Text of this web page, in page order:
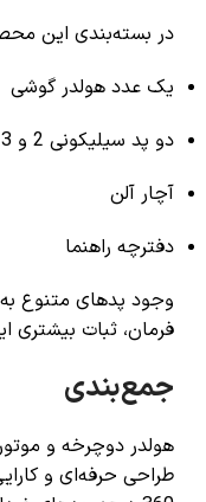
در بسته‌بندی این
یک عدد هولدر گوشی
دو پد سیلیکونی 2 و 3 میلی‌متری
آچار آلن
دفترچه راهنما
وجود پدهای متنوع
فرمان، ثبات بیشتری
جمع‌بندی
طراحی حرفه‌ای و